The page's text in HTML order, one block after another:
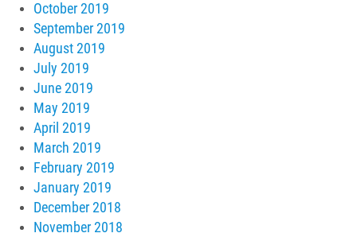
October 2019
September 2019
August 2019
July 2019
June 2019
May 2019
April 2019
March 2019
February 2019
January 2019
December 2018
November 2018